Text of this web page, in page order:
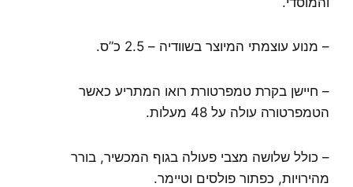
– מנוע עוצמתי המיוצר בשוודיה – 2.5 כ”ס.
– חיישן בקרת טמפרטורת רואו המתריע כאשר
הטמפרטורה עולה על 48 מעלות.
– כולל שלושה מצבי פעולה בגוף המכשיר, בורר
מהירויות, כפתור פולסים וטיימר.